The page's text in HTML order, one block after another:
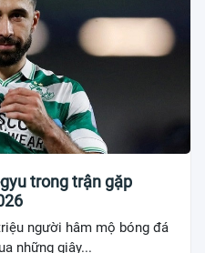
trong trận gặp
người hâm mộ bóng đá
những giây...